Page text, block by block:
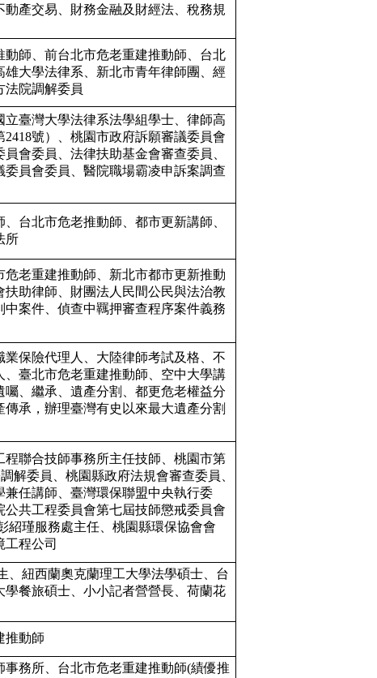
產交易、財務金融及財經法、稅務規
師、前台北市危老重建推動師、台北
大學法律系、新北市青年律師團、經
法院調解委員
臺灣大學法律系法學組學士、律師高
號）、桃園市政府訴願審議委員會
會委員、法律扶助基金會審查委員、
員會委員、醫院職場霸凌申訴案調查
台北市危老推動師、都市更新講師、
所
老重建推動師、新北市都市更新推動
助律師、財團法人民間公民與法治教
案件、偵查中羈押審查程序案件義務
保險代理人、大陸律師考試及格、不
臺北市危老重建推動師、空中大學講
、繼承、遺產分割、都更危老權益分
承，辦理臺灣有史以來最大遺產分割
程聯合技師事務所主任技師、桃園市第
解委員、桃園縣政府法規會審查委員、
任講師、臺灣環保聯盟中央執行委
共工程委員會第七屆技師懲戒委員會
紹瑾服務處主任、桃園縣環保協會會
程公司
、紐西蘭奧克蘭理工大學法學碩士、台
餐旅碩士、小小記者營營長、荷蘭花
推動師
務所、台北市危老重建推動師(績優推